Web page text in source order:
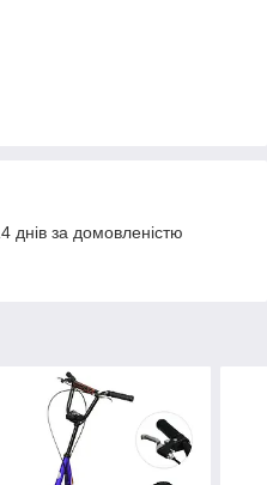
днів за домовленістю